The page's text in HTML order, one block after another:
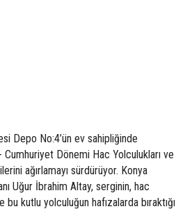
Depo No:4’ün ev sahipliğinde
Cumhuriyet Dönemi Hac Yolculukları ve
ağırlamayı sürdürüyor. Konya
Uğur İbrahim Altay, serginin, hac
bu kutlu yolculuğun hafızalarda bıraktığı